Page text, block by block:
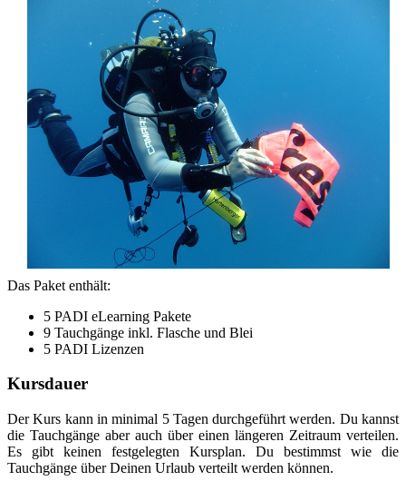
Das Paket enthält:
5 PADI eLearning Pakete
9 Tauchgänge inkl. Flasche und Blei
5 PADI Lizenzen
Kursdauer
Der Kurs kann in minimal 5 Tagen durchgeführt werden. Du kannst
die Tauchgänge aber auch über einen längeren Zeitraum verteilen.
Es gibt keinen festgelegten Kursplan. Du bestimmst wie die
Tauchgänge über Deinen Urlaub verteilt werden können.